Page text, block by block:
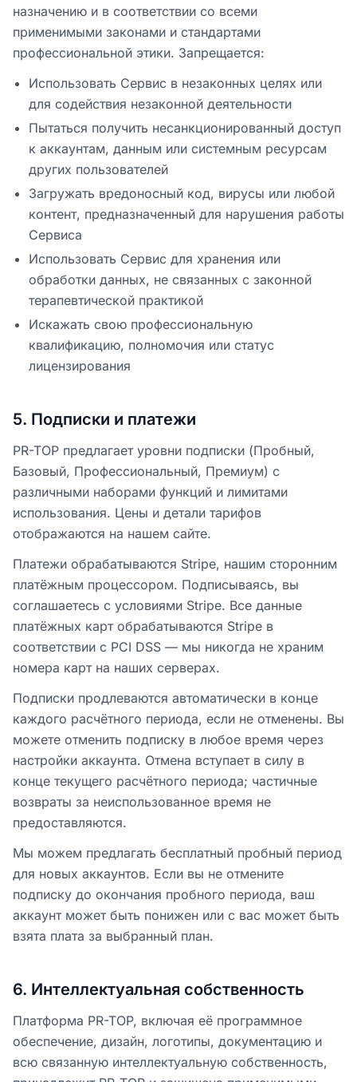
назначению и в соответствии со всеми
применимыми законами и стандартами
профессиональной этики. Запрещается:
Использовать Сервис в незаконных целях или
для содействия незаконной деятельности
Пытаться получить несанкционированный доступ
к аккаунтам, данным или системным ресурсам
других пользователей
Загружать вредоносный код, вирусы или любой
контент, предназначенный для нарушения работы
Сервиса
Использовать Сервис для хранения или
обработки данных, не связанных с законной
терапевтической практикой
Искажать свою профессиональную
квалификацию, полномочия или статус
лицензирования
5. Подписки и платежи
PR-TOP предлагает уровни подписки (Пробный,
Базовый, Профессиональный, Премиум) с
различными наборами функций и лимитами
использования. Цены и детали тарифов
отображаются на нашем сайте.
Платежи обрабатываются Stripe, нашим сторонним
платёжным процессором. Подписываясь, вы
соглашаетесь с условиями Stripe. Все данные
платёжных карт обрабатываются Stripe в
соответствии с PCI DSS — мы никогда не храним
номера карт на наших серверах.
Подписки продлеваются автоматически в конце
каждого расчётного периода, если не отменены. Вы
можете отменить подписку в любое время через
настройки аккаунта. Отмена вступает в силу в
конце текущего расчётного периода; частичные
возвраты за неиспользованное время не
предоставляются.
Мы можем предлагать бесплатный пробный период
для новых аккаунтов. Если вы не отмените
подписку до окончания пробного периода, ваш
аккаунт может быть понижен или с вас может быть
взята плата за выбранный план.
6. Интеллектуальная собственность
Платформа PR-TOP, включая её программное
обеспечение, дизайн, логотипы, документацию и
всю связанную интеллектуальную собственность,